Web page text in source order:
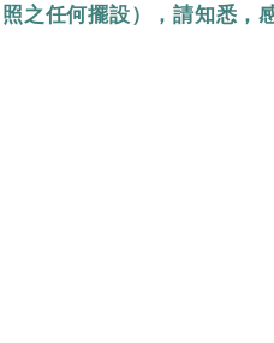
照之任何擺設），請知悉，